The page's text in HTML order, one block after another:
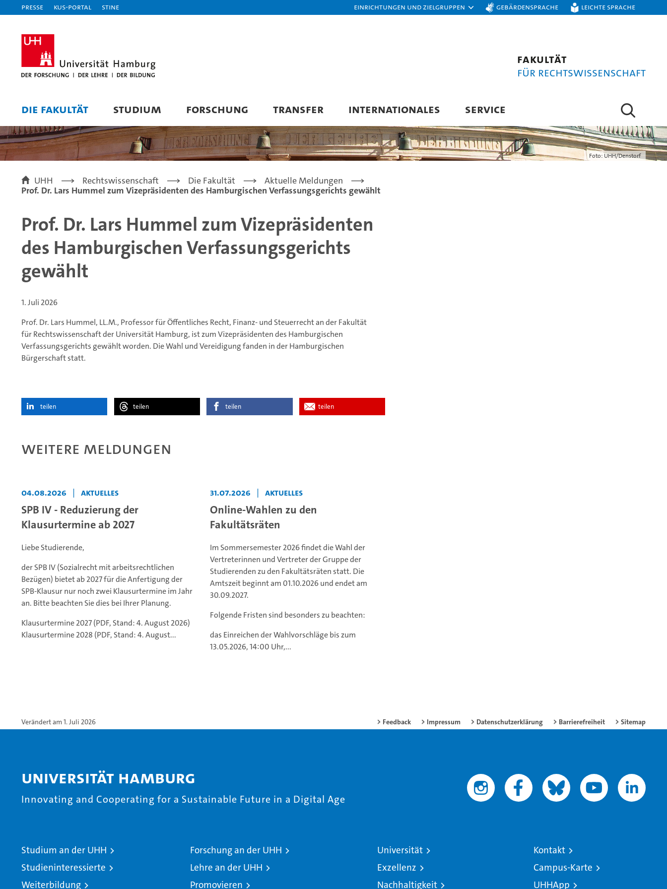
Presse KUS-Portal STiNE Einrichtungen und Zielgruppen Gebärdensprache Leichte Sprache
Fakultät
für Rechtswissenschaft
DIE FAKULTÄT STUDIUM FORSCHUNG TRANSFER INTERNATIONALES SERVICE
Foto: UHH/Denstorf
UHH Rechtswissenschaft Die Fakultät
Aktuelle Meldungen
Prof. Dr. Lars Hummel zum Vizepräsidenten des Hamburgischen Verfassungsgerichts gewählt
Prof. Dr. Lars Hummel zum Vizepräsidenten
des Hamburgischen Verfassungsgerichts
gewählt
1. Juli 2026
Prof. Dr. Lars Hummel, LL.M., Professor für Öffentliches Recht, Finanz- und Steuerrecht an der Fakultät
für Rechtswissenschaft der Universität Hamburg, ist zum Vizepräsidenten des Hamburgischen
Verfassungsgerichts gewählt worden. Die Wahl und Vereidigung fanden in der Hamburgischen
Bürgerschaft statt.
teilen teilen teilen teilen
Weitere Meldungen
04.08.2026 | Aktuelles
SPB IV - Reduzierung der
Klausurtermine ab 2027
Liebe Studierende,
der SPB IV (Sozialrecht mit arbeitsrechtlichen
Bezügen) bietet ab 2027 für die Anfertigung der
SPB-Klausur nur noch zwei Klausurtermine im Jahr
an. Bitte beachten Sie dies bei Ihrer Planung.
Klausurtermine 2027 (PDF, Stand: 4. August 2026)
Klausurtermine 2028 (PDF, Stand: 4. August...
31.07.2026 | Aktuelles
Online-Wahlen zu den
Fakultätsräten
Im Sommersemester 2026 findet die Wahl der
Vertreterinnen und Vertreter der Gruppe der
Studierenden zu den Fakultätsräten statt. Die
Amtszeit beginnt am 01.10.2026 und endet am
30.09.2027.
Folgende Fristen sind besonders zu beachten:
das Einreichen der Wahlvorschläge bis zum
13.05.2026, 14:00 Uhr,...
Verändert am 1. Juli 2026 Feedback Impressum Datenschutzerklärung Barrierefreiheit Sitemap
Universität Hamburg
Innovating and Cooperating for a Sustainable Future in a Digital Age
Studium an der UHH
Studieninteressierte
Weiterbildung
Forschung an der UHH
Lehre an der UHH
Promovieren
Universität
Exzellenz
Nachhaltigkeit
Kontakt
Campus-Karte
UHHApp